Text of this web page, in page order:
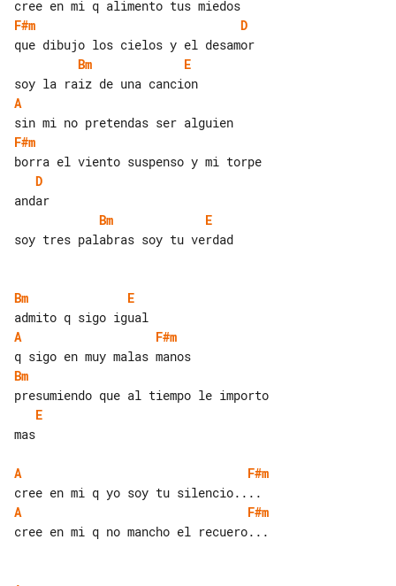
F#m
D
Bm
E
A
F#m
D
Bm
E
soy tres palabras soy tu verdad
Bm
E
A
F#m
Bm
E
mas
A
F#m
A
F#m
cree en mi q no mancho el recuero...